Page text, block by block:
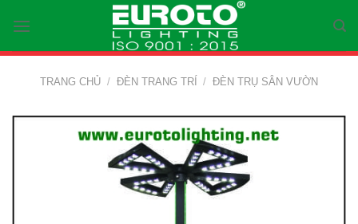
content
TRANG CHỦ / ĐÈN TRANG TRÍ / ĐÈN TRỤ SÂN VƯỜN